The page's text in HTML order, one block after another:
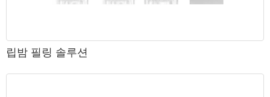
립밤 필링 솔루션